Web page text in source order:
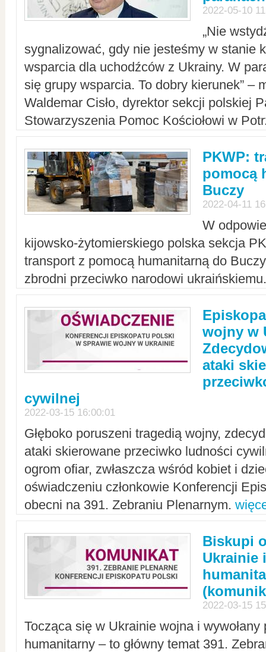
2022-05-10
„Nie
sygnalizować, gdy nie jesteśmy w stanie
wsparcia dla uchodźców z Ukrainy. W
się grupy wsparcia. To dobry kierunek” –
Waldemar Cisło, dyrektor sekcji polskiej
Stowarzyszenia Pomoc Kościołowi w
PKWP:
pomocą
Buczy
2022-04-11
W
kijowsko-żytomierskiego polska sekcja
transport z pomocą humanitarną do
zbrodni przeciwko narodowi
wojny w
ataki
cywilnej
2022-03-15 16:00:01
Głęboko poruszeni tragedią wojny,
ataki skierowane przeciwko ludności
ogrom ofiar, zwłaszcza wśród kobiet i
oświadczeniu członkowie Konferencji
obecni na 391. Zebraniu Plenarnym.
Biskupi
Ukrainie
2022-03-15
Tocząca się w Ukrainie wojna i
humanitarny – to główny temat 391.